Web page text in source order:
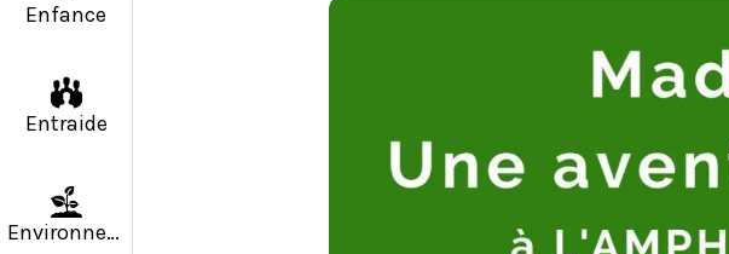
Enfance
Entraide
Environnement